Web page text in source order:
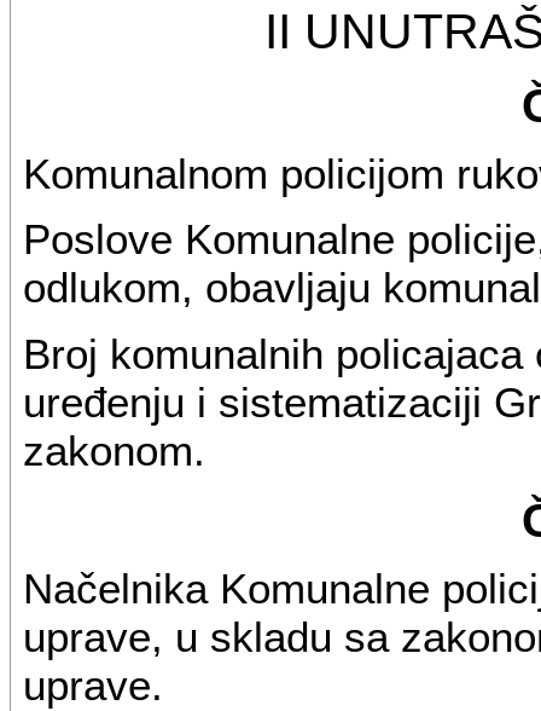
II
Komunalnom policijom
Poslove Komunalne
odlukom, obavljaju
Broj komunalnih
uređenju i sistematizaciji
zakonom.
Načelnika Komunalne
uprave, u skladu sa
uprave.